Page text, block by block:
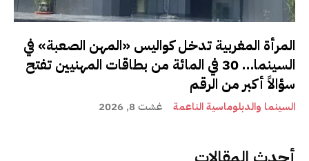
المرأة المغربية تدخل كواليس «المهن الصعبة» في
السينما… 30 في المائة من بطاقات المهنيين تفتح
سؤالاً أكبر من الرقم
السينما والدبلوماسية الناعمة غشت 8, 2026